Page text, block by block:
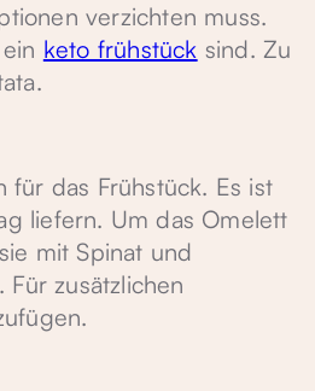
verzichten muss.
keto frühstück sind. Zu
für das Frühstück. Es ist
liefern. Um das Omelett
mit Spinat und
zusätzlichen